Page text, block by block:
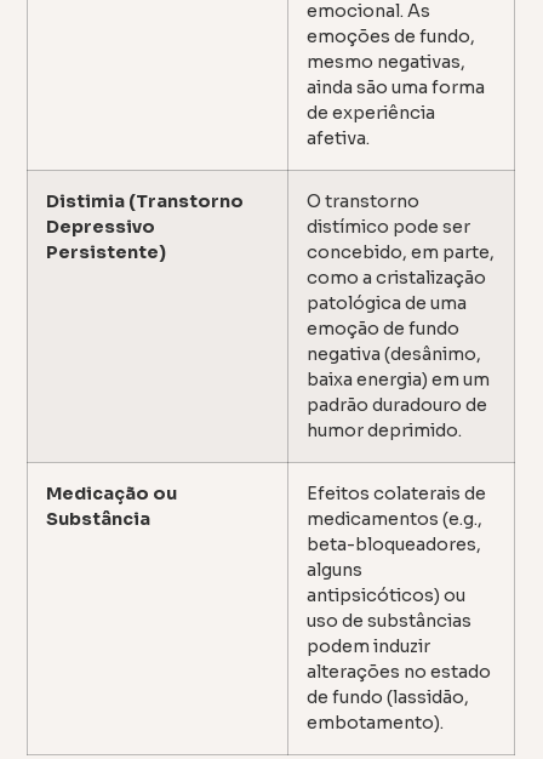
emocional. As
emoções de fundo,
mesmo negativas,
ainda são uma forma
de experiência
afetiva.
Distimia (Transtorno
Depressivo
Persistente)
O transtorno
distímico pode ser
concebido, em parte,
como a cristalização
patológica de uma
emoção de fundo
negativa (desânimo,
baixa energia) em um
padrão duradouro de
humor deprimido.
Medicação ou
Substância
Efeitos colaterais de
medicamentos (e.g.,
beta-bloqueadores,
alguns
antipsicóticos) ou
uso de substâncias
podem induzir
alterações no estado
de fundo (lassidão,
embotamento).